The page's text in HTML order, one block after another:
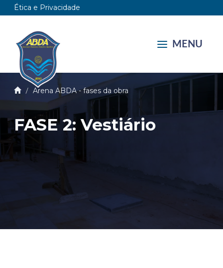
Ética e Privacidade
MENU
Arena ABDA - fases da obra
FASE 2: Vestiário